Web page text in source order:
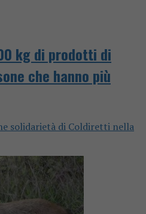
kg di prodotti di
che hanno più
solidarietà di Coldiretti nella